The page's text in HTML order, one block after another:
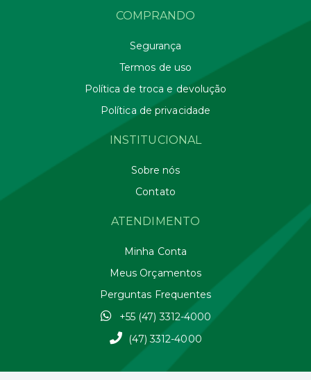
COMPRANDO
Segurança
Termos de uso
Política de troca e devolução
Política de privacidade
INSTITUCIONAL
Sobre nós
Contato
ATENDIMENTO
Minha Conta
Meus Orçamentos
Perguntas Frequentes
+55 (47) 3312-4000
(47) 3312-4000